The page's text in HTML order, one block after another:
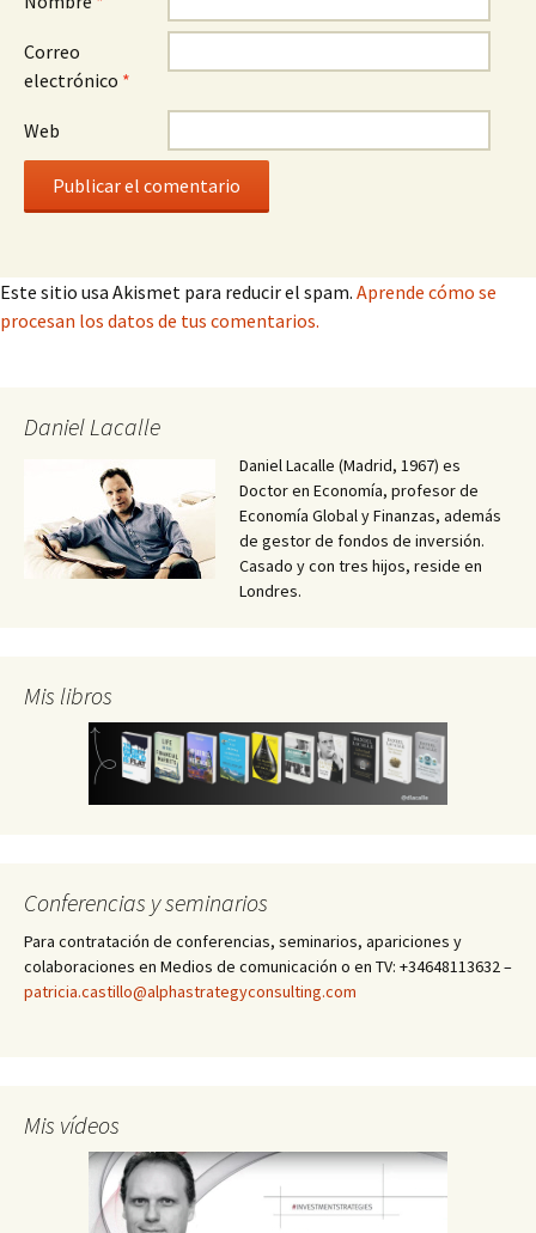
Correo
electrónico *
Web
Este sitio usa Akismet para reducir el spam. Aprende cómo se
procesan los datos de tus comentarios.
Daniel Lacalle
Daniel Lacalle (Madrid, 1967) es
Doctor en Economía, profesor de
Economía Global y Finanzas, además
de gestor de fondos de inversión.
Casado y con tres hijos, reside en
Londres.
Mis libros
Conferencias y seminarios
Para contratación de conferencias, seminarios, apariciones y
colaboraciones en Medios de comunicación o en TV: +34648113632 –
patricia.castillo@alphastrategyconsulting.com
Mis vídeos